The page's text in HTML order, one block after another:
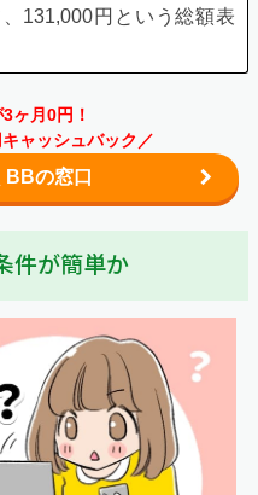
実施します。
内の両方の工事になるた
を済ませれば、auひかりの
131,000円という総額表
ヶ月0円！
ャッシュバック／
BBの窓口
件が簡単か